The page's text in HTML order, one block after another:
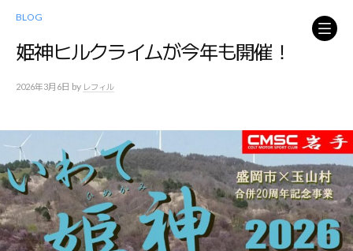
プ
BLOG
姫神ヒルクライムが今年も開催！
2026年3月6日 by レフィル